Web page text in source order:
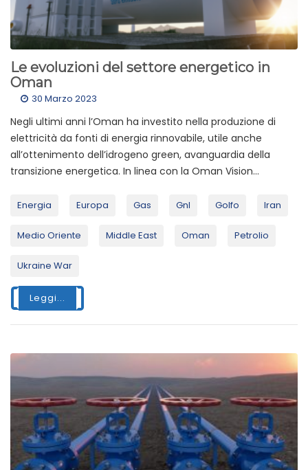
Le evoluzioni del settore energetico in
Oman
30 Marzo 2023
Negli ultimi anni l’Oman ha investito nella produzione di
elettricità da fonti di energia rinnovabile, utile anche
all’ottenimento dell’idrogeno green, avanguardia della
transizione energetica. In linea con la Oman Vision...
Energia Europa Gas Gnl Golfo Iran
Medio Oriente Middle East Oman Petrolio
Ukraine War
Leggi...